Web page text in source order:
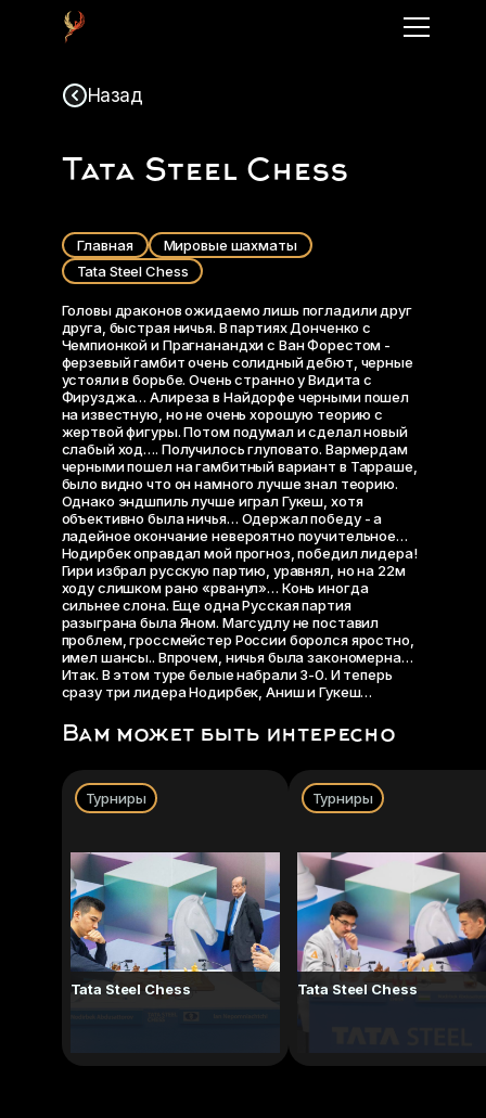
Назад
Tata Steel Chess
Главная
Мировые шахматы
Tata Steel Chess
Головы драконов ожидаемо лишь погладили друг
друга, быстрая ничья. В партиях Донченко с
Чемпионкой и Прагнанандхи с Ван Форестом -
ферзевый гамбит очень солидный дебют, черные
устояли в борьбе. Очень странно у Видита с
Фирузджа… Алиреза в Найдорфе черными пошел
на известную, но не очень хорошую теорию с
жертвой фигуры. Потом подумал и сделал новый
слабый ход…. Получилось глуповато. Вармердам
черными пошел на гамбитный вариант в Тарраше,
было видно что он намного лучше знал теорию.
Однако эндшпиль лучше играл Гукеш, хотя
объективно была ничья… Одержал победу - а
ладейное окончание невероятно поучительное…
Нодирбек оправдал мой прогноз, победил лидера!
Гири избрал русскую партию, уравнял, но на 22м
ходу слишком рано «рванул»… Конь иногда
сильнее слона. Еще одна Русская партия
разыграна была Яном. Магсудлу не поставил
проблем, гроссмейстер России боролся яростно,
имел шансы.. Впрочем, ничья была закономерна…
Итак. В этом туре белые набрали 3-0. И теперь
сразу три лидера Нодирбек, Аниш и Гукеш…
Вам может быть интересно
Турниры
Tata Steel Chess
Турниры
Tata Steel Chess